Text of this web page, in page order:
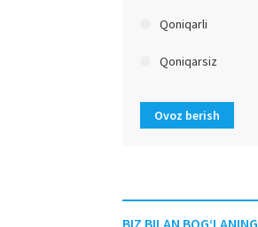
Qoniqarli
Qoniqarsiz
Ovoz berish
BIZ BILAN BOG‘LANING